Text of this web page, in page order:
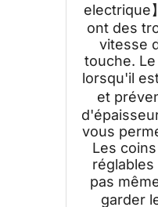
electrique
ont des
vitesse
touche.
lorsqu'il
et
vous
Les
pas
garder